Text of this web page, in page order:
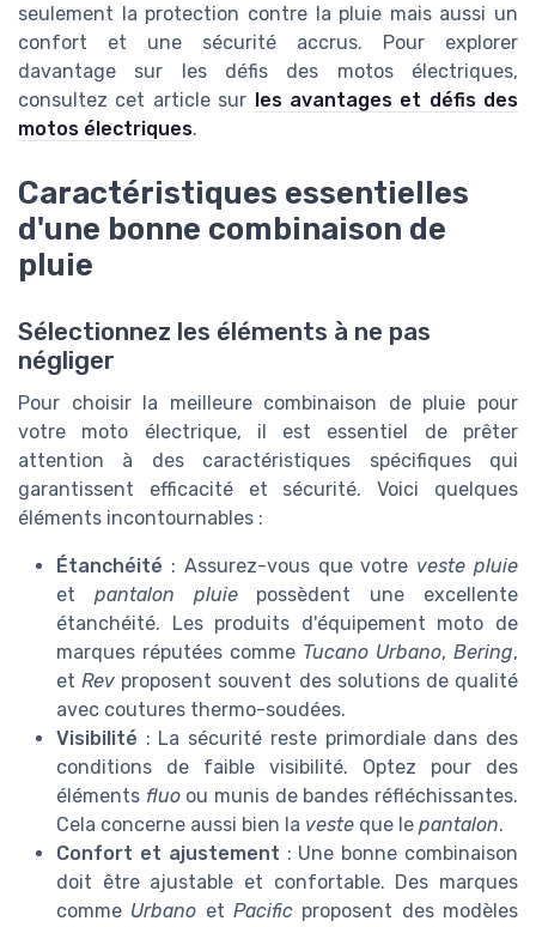
seulement la protection contre la pluie mais aussi un
confort et une sécurité accrus. Pour explorer
davantage sur les défis des motos électriques,
consultez cet article sur les avantages et défis des
motos électriques.
Caractéristiques essentielles
d'une bonne combinaison de
pluie
Sélectionnez les éléments à ne pas
négliger
Pour choisir la meilleure combinaison de pluie pour
votre moto électrique, il est essentiel de prêter
attention à des caractéristiques spécifiques qui
garantissent efficacité et sécurité. Voici quelques
éléments incontournables :
Étanchéité : Assurez-vous que votre veste pluie
et pantalon pluiepossèdent une excellente
étanchéité. Les produits d'équipement moto de
marques réputées comme Tucano Urbano, Bering,
etRev proposent souvent des solutions de qualité
avec coutures thermo-soudées.
Visibilité : La sécurité reste primordiale dans des
conditions de faible visibilité. Optez pour des
éléments fluoou munis de bandes réfléchissantes.
Cela concerne aussi bien la veste que le pantalon.
Confort et ajustement : Une bonne combinaison
doit être ajustable et confortable. Des marques
comme Urbano etPacific proposent des modèles